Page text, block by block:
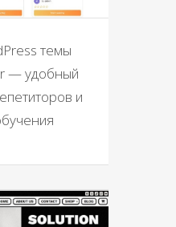
темы
— удобный
и